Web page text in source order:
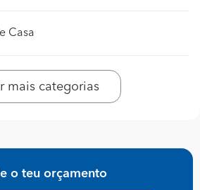
Casa
mais categorias
o teu orçamento